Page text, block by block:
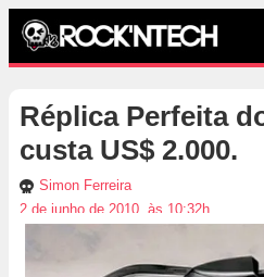
Réplica Perfeita
custa US$ 2.000.
Simon Ferreira
2 de junho de 2010, às 10:32h